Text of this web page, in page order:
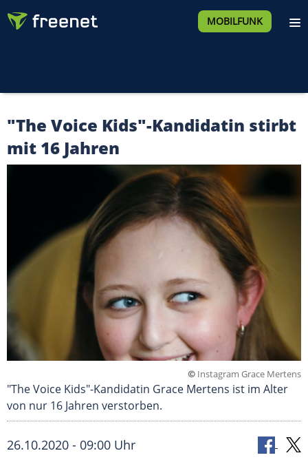
MOBILFUNK
"The Voice Kids"-Kandidatin stirbt
mit 16 Jahren
© Instagram Grace Mertens
"The Voice Kids"-Kandidatin Grace Mertens ist im Alter
von nur 16 Jahren verstorben.
26.10.2020 - 09:00 Uhr